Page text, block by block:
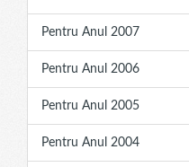
Pentru Anul 2007
Pentru Anul 2006
Pentru Anul 2005
Pentru Anul 2004